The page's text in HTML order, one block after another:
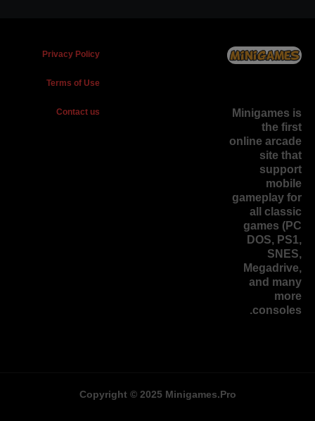
Minigames is
the first
online arcade
site that
support
mobile
gameplay for
all classic
games (PC
DOS, PS1,
SNES,
Megadrive,
and many
more
consoles.
Privacy Policy
Terms of Use
Contact us
Copyright © 2025 Minigames.Pro